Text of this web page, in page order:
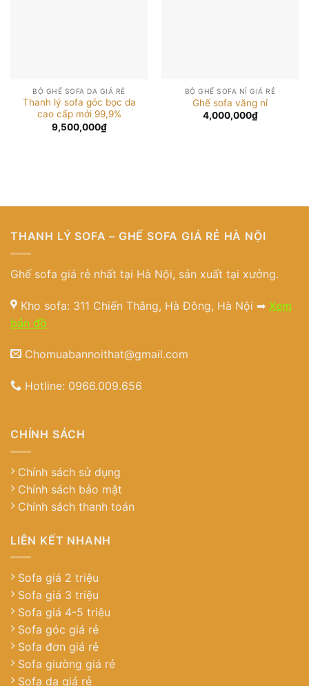
BỘ GHẾ SOFA DA GIÁ RẺ
Thanh lý sofa góc bọc da
cao cấp mới 99,9%
9,500,000₫
BỘ GHẾ SOFA NỈ GIÁ RẺ
Ghế sofa văng nỉ
4,000,000₫
THANH LÝ SOFA – GHẾ SOFA GIÁ RẺ HÀ NỘI
Ghế sofa giá rẻ nhất tại Hà Nội, sản xuất tại xưởng.
Kho sofa: 311 Chiến Thắng, Hà Đông, Hà Nội ➡ Xem
bản đồ
Chomuabannoithat@gmail.com
Hotline: 0966.009.656
CHÍNH SÁCH
Chính sách sử dụng
Chính sách bảo mật
Chính sách thanh toán
LIÊN KẾT NHANH
Sofa giá 2 triệu
Sofa giá 3 triệu
Sofa giá 4-5 triệu
Sofa góc giá rẻ
Sofa đơn giá rẻ
Sofa giường giá rẻ
Sofa da giá rẻ